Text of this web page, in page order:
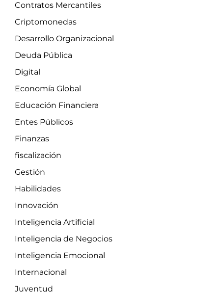
Contratos Mercantiles
Criptomonedas
Desarrollo Organizacional
Deuda Pública
Digital
Economía Global
Educación Financiera
Entes Públicos
Finanzas
fiscalización
Gestión
Habilidades
Innovación
Inteligencia Artificial
Inteligencia de Negocios
Inteligencia Emocional
Internacional
Juventud